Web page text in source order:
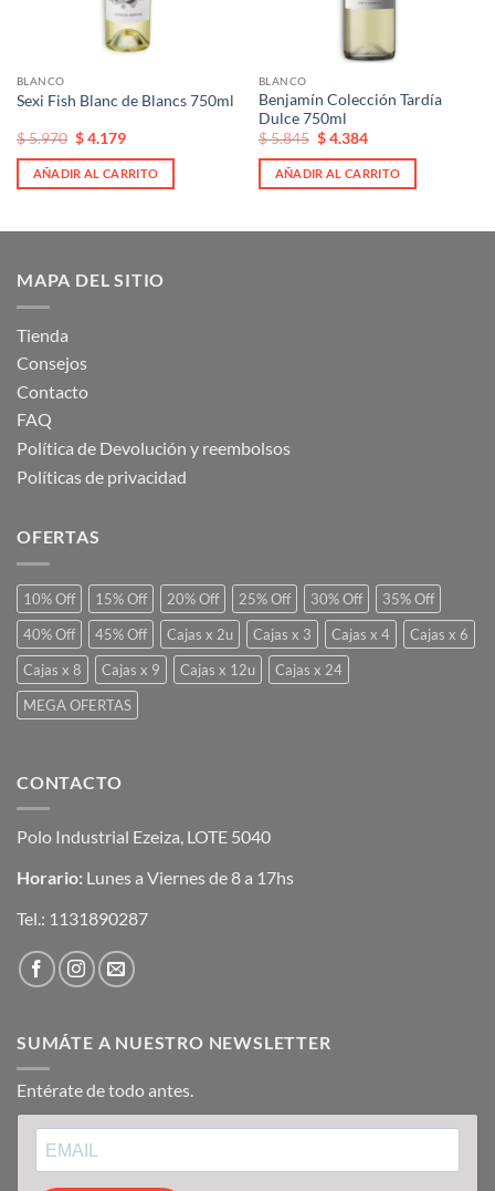
BLANCO
Sexi Fish Blanc de Blancs 750ml
El
precio
original
era:
$ 5.970.
$5.970 El
actual
es:
$ 5.970.
$4.179
AÑADIR AL CARRITO
BLANCO
Benjamín Colección Tardía
Dulce 750ml
El
precio
original
era:
$ 5.845.
$5.845 El
actual
es:
$ 5.845.
$4.384
AÑADIR AL CARRITO
MAPA DEL SITIO
Tienda
Consejos
Contacto
FAQ
Política de Devolución y reembolsos
Políticas de privacidad
OFERTAS
10% Off 15% Off 20% Off 25% Off 30% Off
35% Off
40% Off
45% Off Cajas x 2u Cajas x 3 Cajas x 4
Cajas x 6
Cajas x 8
Cajas x 9 Cajas x 12u
Cajas x 24
MEGA OFERTAS
CONTACTO
Polo Industrial Ezeiza, LOTE 5040
Horario: Lunes a Viernes de 8 a 17hs
Tel.: 1131890287
SUMÁTE A NUESTRO NEWSLETTER
Entérate de todo antes.